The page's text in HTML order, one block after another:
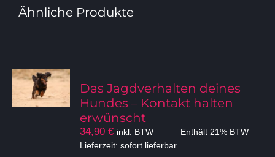
Ähnliche Produkte
Das Jagdverhalten deines
Hundes – Kontakt halten
erwünscht
34,90 € inkl. BTW Enthält 21% BTW
Lieferzeit: sofort lieferbar